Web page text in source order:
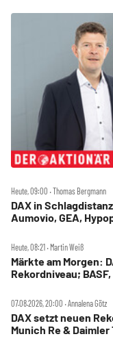
Heute, 09:00 ‧ Thomas Bergmann
DAX in
Aumovio, GEA,
Heute, 08:21 ‧ Martin Weiß
Märkte am Morgen:
Rekordniveau;
07.08.2026, 20:00 ‧ Annalena Götz
DAX setzt neuen
Munich Re &